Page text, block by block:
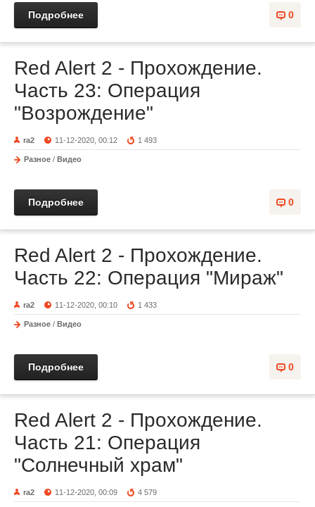
0
Подробнее
Red Alert 2 - Прохождение.
Часть 23: Операция
"Возрождение"
ra2 11-12-2020, 00:12 1 493
Разное / Видео
0
Подробнее
Red Alert 2 - Прохождение.
Часть 22: Операция "Мираж"
ra2 11-12-2020, 00:10 1 433
Разное / Видео
0
Подробнее
Red Alert 2 - Прохождение.
Часть 21: Операция
"Солнечный храм"
ra2 11-12-2020, 00:09 4 579